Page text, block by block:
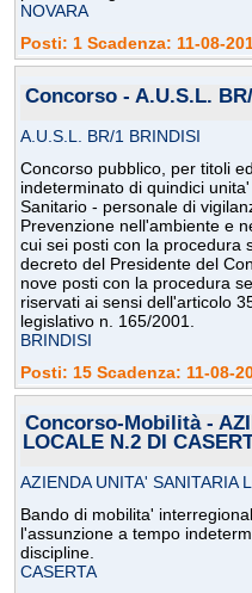
NOVARA
Posti: 1 Scadenza: 11-08-
Concorso - A.U.S.L.
A.U.S.L. BR/1 BRINDISI
Concorso pubblico, per titoli
indeterminato di quindici
Sanitario - personale di
Prevenzione nell'ambiente e
cui sei posti con la procedura
decreto del Presidente del
nove posti con la procedura
riservati ai sensi dell'articolo
legislativo n. 165/2001.
BRINDISI
Posti: 15 Scadenza: 11-08-
Concorso-Mobilità -
LOCALE N.2 DI
AZIENDA UNITA' SANITARIA
Bando di mobilita'
l'assunzione a tempo
discipline.
CASERTA